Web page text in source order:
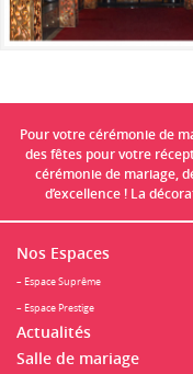
Pour votre cérémonie de
des fêtes pour votre
cérémonie de mariage,
d’excellence ! La
Nos Espaces
– Espace Suprême
– Espace Prestige
Actualités
Salle de mariage